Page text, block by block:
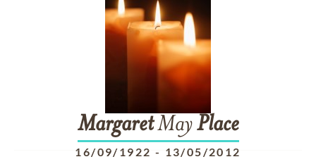
MargaretMayPlace
16/09/1922 - 13/05/2012